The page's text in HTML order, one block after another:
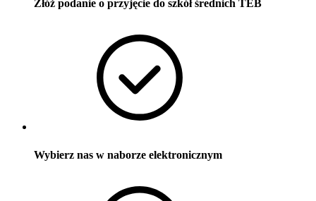
Złóż podanie o przyjęcie do szkół średnich TEB
Wybierz nas w naborze elektronicznym